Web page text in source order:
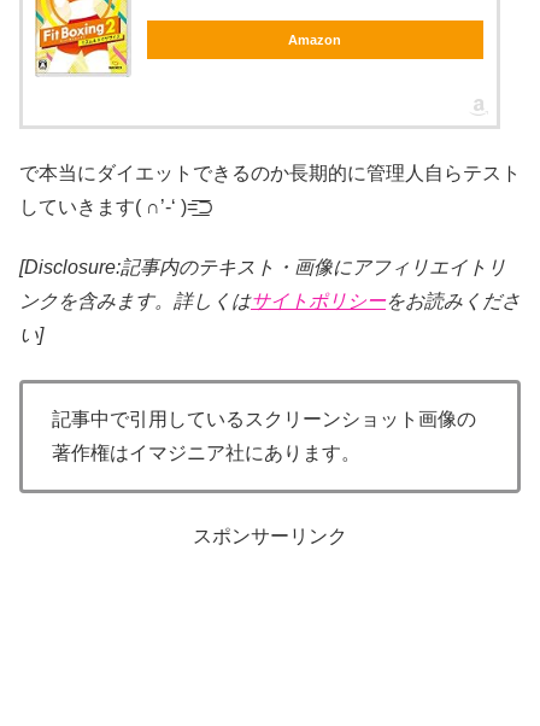
Amazon
で本当にダイエットできるのか長期的に管理人自らテスト
していきます( ∩’-‘ )=͟͟͞͞⊃
[Disclosure:記事内のテキスト・画像にアフィリエイトリ
ンクを含みます。詳しくはサイトポリシーをお読みくださ
い]
記事中で引用しているスクリーンショット画像の
著作権はイマジニア社にあります。
スポンサーリンク